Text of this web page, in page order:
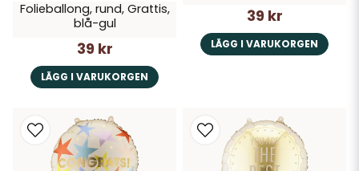
Folieballong, rund, Grattis,
blå-gul
39 kr
LÄGG I VARUKORGEN
39 kr
LÄGG I VARUKORGEN